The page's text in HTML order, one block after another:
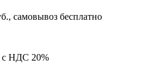
самовывоз бесплатно
с НДС 20%